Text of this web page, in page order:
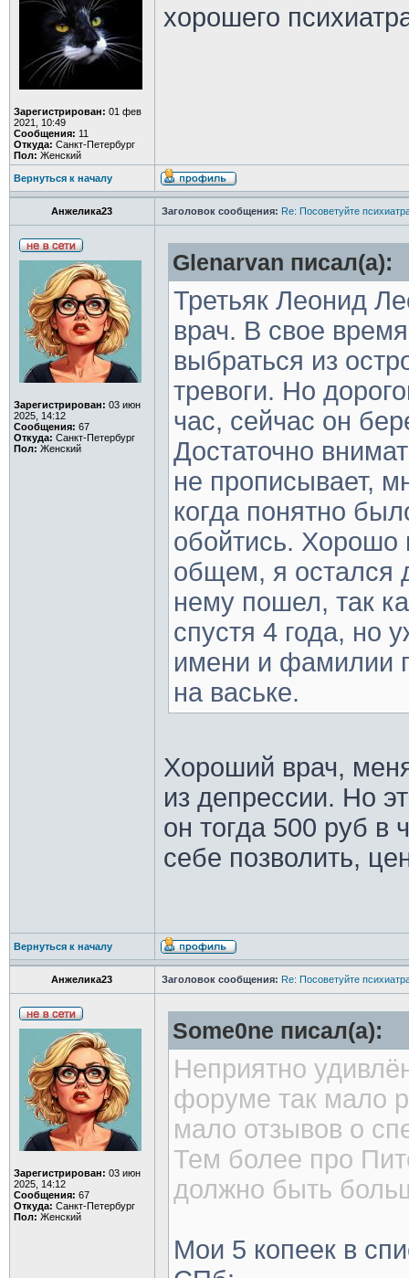
Зарегистрирован: 01 фев
2021, 10:49
Сообщения: 11
Откуда: Санкт-Петербург
Пол: Женский
хорошего
Вернуться к началу
Анжелика23 Заголовок сообщения: Re: Посоветуйте
Зарегистрирован: 03 июн
2025, 14:12
Сообщения: 67
Откуда: Санкт-Петербург
Пол: Женский
Glenarvan писал(а):
Третьяк Леонид
врач. В свое
выбраться из
тревоги. Но
час, сейчас он
Достаточно
не прописывает,
когда понятно
обойтись. Хорошо
общем, я остался
нему пошел, так
спустя 4 года, но
имени и фамилии
на ваське.
Хороший врач,
из депрессии. Но
он тогда 500 руб в
себе позволить,
Вернуться к началу
Анжелика23 Заголовок сообщения: Re: Посоветуйте
Зарегистрирован: 03 июн
2025, 14:12
Сообщения: 67
Откуда: Санкт-Петербург
Пол: Женский
Some0ne писал(а):
Неприятно
форуме так мало
мало отзывов о
Тем более про
должно быть
Мои 5 копеек в